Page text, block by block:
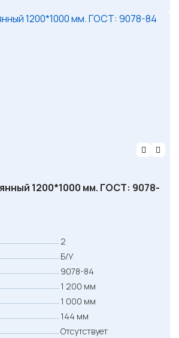
1200*1000 мм. ГОСТ: 9078-
2
Б/У
9078-84
1 200 мм
1 000 мм
144 мм
Отсутствует